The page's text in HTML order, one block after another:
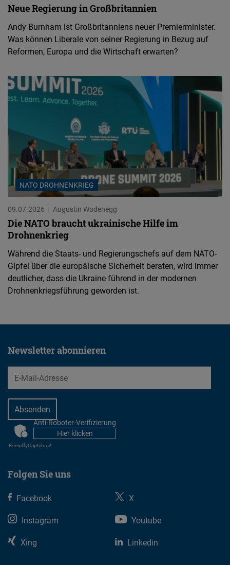
Neue Regierung in Großbritannien
Andy Burnham ist Großbritanniens neuer Premierminister.
Was können Liberale von seiner Regierung in Bezug auf
Reformen, Europa und die Wirtschaft erwarten?
NATO DROHNENKRIEG
09.07.2026 Augustin Wodenegg
Die NATO braucht ukrainische Hilfe im
Drohnenkrieg
Während die Staats- und Regierungschefs auf dem NATO-
Gipfel über die europäische Sicherheit beraten, wird immer
deutlicher, dass die Ukraine führend in der modernen
Drohnenkriegsführung geworden ist.
Newsletter abonnieren
EMail
CAPTCHAAnti-Roboter-Verifizierung
Hier klicken
FriendlyCaptcha ⇗
Folgen Sie uns
Facebook
X
Instagram
Youtube
Xing
Linkedin